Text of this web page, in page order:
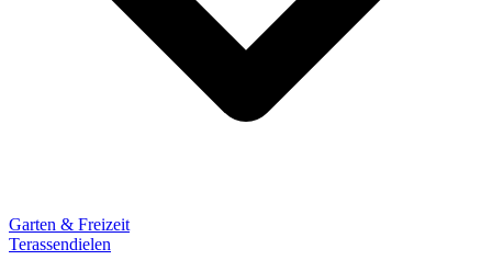
Garten & Freizeit
Terassendielen